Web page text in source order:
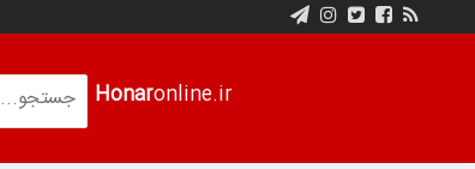
Honaronline.ir